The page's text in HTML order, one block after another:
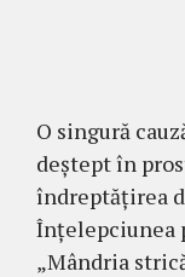
O singură
deștept în
îndreptățirea
Înțelepciunea
„Mândria